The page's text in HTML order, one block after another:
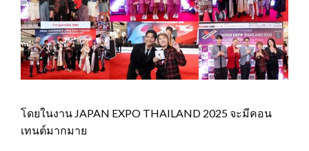
โดยในงาน JAPAN EXPO THAILAND 2025 จะมีคอน
เทนต์มากมาย